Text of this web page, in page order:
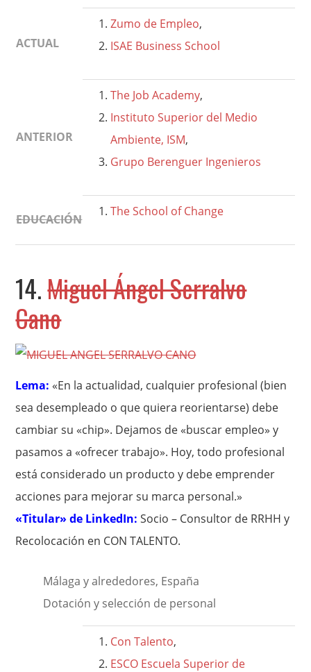
ACTUAL
Zumo de Empleo,
ISAE Business School
ANTERIOR
The Job Academy,
Instituto Superior del Medio
Ambiente, ISM,
Grupo Berenguer Ingenieros
EDUCACIÓN
The School of Change
14.Miguel Ángel Serralvo
Cano
Lema: «En la actualidad, cualquier profesional (bien
sea desempleado o que quiera reorientarse) debe
cambiar su «chip». Dejamos de «buscar empleo» y
pasamos a «ofrecer trabajo». Hoy, todo profesional
está considerado un producto y debe emprender
acciones para mejorar su marca personal.»
«Titular» de LinkedIn:Socio – Consultor de RRHH y
Recolocación en CON TALENTO.
Málaga y alrededores, España
Dotación y selección de personal
Con Talento,
ESCO Escuela Superior de